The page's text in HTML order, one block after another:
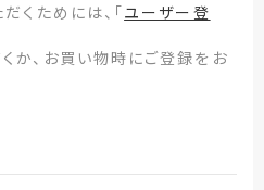
くためには、「ユーザー登
か、お買い物時にご登録をお